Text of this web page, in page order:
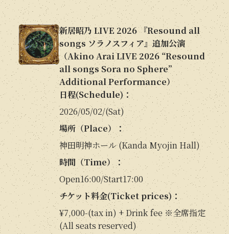
新居昭乃 LIVE 2026 『Resound all
songs ソラノスフィア』追加公演
（Akino Arai LIVE 2026 “Resound
all songs Sora no Sphere”
Additional Performance）
日程(Schedule)：
2026/05/02/(Sat)
場所（Place）：
神田明神ホール (Kanda Myojin Hall)
時間（Time）：
Open16:00/Start17:00
チケット料金(Ticket prices)：
¥7,000-(tax in) + Drink fee ※全席指定
(All seats reserved)